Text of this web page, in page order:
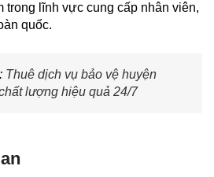
trong lĩnh vực cung cấp nhân viên,
quốc.
Thuê dịch vụ bảo vệ huyện
lượng hiệu quả 24/7